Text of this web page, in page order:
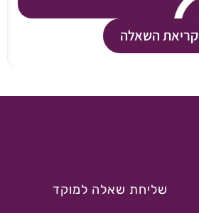
קריאת השאלה
שליחת שאלה למוקד